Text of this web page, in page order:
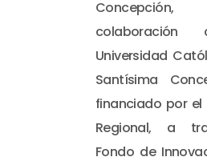
Universidad
Santísima
financiado por el
Regional, a
Fondo de